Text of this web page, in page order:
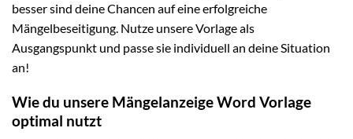
besser sind deine Chancen auf eine erfolgreiche
Mängelbeseitigung. Nutze unsere Vorlage als
Ausgangspunkt und passe sie individuell an deine Situation
an!
Wie du unsere Mängelanzeige Word Vorlage
optimal nutzt